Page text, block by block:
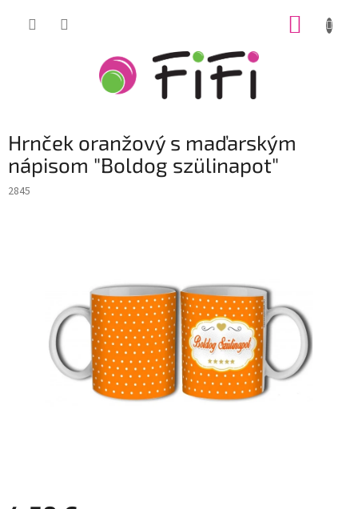
Hrnček oranžový s maďarským
nápisom "Boldog szülinapot"
2845